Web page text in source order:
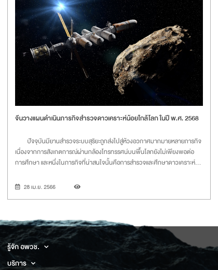
จีนวางแผนดำเนินภารกิจสำรวจดาวเคราะห์น้อยใกล้โลก ในปี พ.ศ. 2568
ปัจจุบันมียานสำรวจระบบสุริยะถูกส่งไปสู่ห้วงอวกาศมากมายหลายภารกิจ
เนื่องจากการสังเกตการณ์ผ่านกล้องโทรทรรศน์บนพื้นโลกยังไม่เพียงพอต่อ
การศึกษา และหนึ่งในภารกิจที่น่าสนใจนั้นคือการสำรวจและศึกษาดาวเคราะห์
ดาวอังคารและดาวพฤหัสบดี และมีลักษณะท
28 เม.ย. 2566
รู้จัก อพวช.
บริการ